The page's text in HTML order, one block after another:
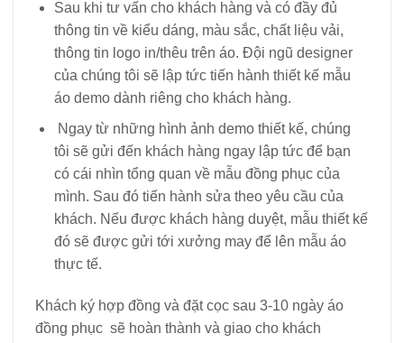
Sau khi tư vấn cho khách hàng và có đầy đủ
thông tin về kiểu dáng, màu sắc, chất liệu vải,
thông tin logo in/thêu trên áo. Đội ngũ designer
của chúng tôi sẽ lập tức tiến hành thiết kế mẫu
áo demo dành riêng cho khách hàng.
Ngay từ những hình ảnh demo thiết kế, chúng
tôi sẽ gửi đến khách hàng ngay lập tức để bạn
có cái nhìn tổng quan về mẫu đồng phục của
mình. Sau đó tiến hành sửa theo yêu cầu của
khách. Nếu được khách hàng duyệt, mẫu thiết kế
đó sẽ được gửi tới xưởng may để lên mẫu áo
thực tế.
Khách ký hợp đồng và đặt cọc sau 3-10 ngày áo
đồng phục sẽ hoàn thành và giao cho khách